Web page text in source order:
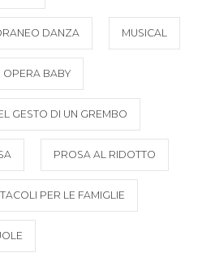
DANZA MUSICAL
OPERA BABY
GESTO DI UN GREMBO
PROSA AL RIDOTTO
PER LE FAMIGLIE